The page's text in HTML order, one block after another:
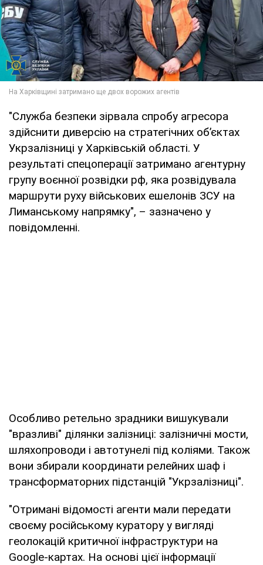
"Служба безпеки зірвала спробу агресора
здійснити диверсію на стратегічних об’єктах
Укрзалізниці у Харківській області. У
результаті спецоперації затримано агентурну
групу воєнної розвідки рф, яка розвідувала
маршрути руху військових ешелонів ЗСУ на
Лиманському напрямку", – зазначено у
повідомленні.
Особливо ретельно зрадники вишукували
"вразливі" ділянки залізниці: залізничні мости,
шляхопроводи і автотунелі під коліями. Також
вони збирали координати релейних шаф і
трансформаторних підстанцій "Укрзалізниці".
"Отримані відомості агенти мали передати
своєму російському куратору у вигляді
геолокацій критичної інфраструктури на
Google-картах. На основі цієї інформації